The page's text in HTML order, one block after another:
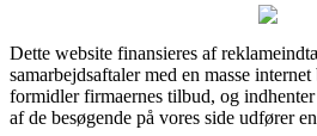
Dette website finansieres af
samarbejdsaftaler med en masse
formidler firmaernes tilbud, og
af de besøgende på vores side udfører